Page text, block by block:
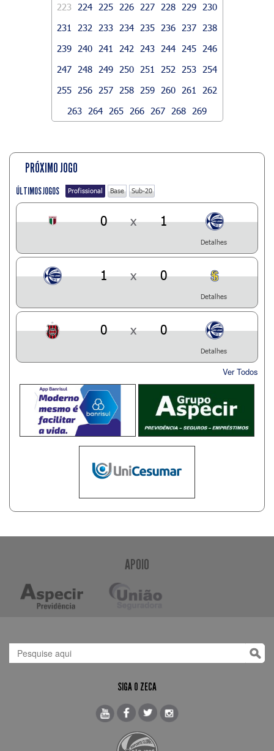
223
224 225 226 227 228 229
230
231
232 233 234 235 236 237
238
239
240 241 242 243 244 245
246
247
248 249 250 251 252 253
254
255
256 257 258 259 260 261
262
263
264 265 266 267 268 269
PRÓXIMO JOGO
ÚLTIMOS JOGOS Profissional Base Sub-20
0 x 1
Detalhes
1 x 0
Detalhes
0 x 0
Detalhes
Ver Todos
APOIO
SIGA O ZECA